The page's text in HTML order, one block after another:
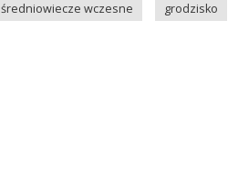
średniowiecze wczesne grodzisko